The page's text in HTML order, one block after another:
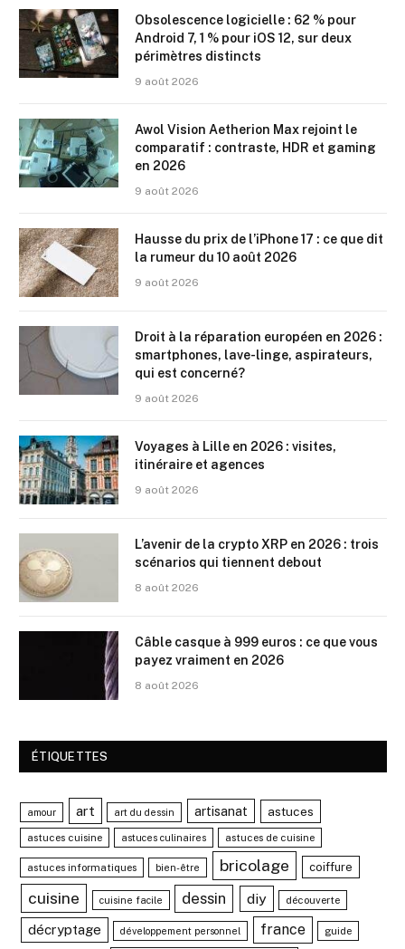
Obsolescence logicielle : 62 % pour
Android 7, 1 % pour iOS 12, sur deux
périmètres distincts
9 août 2026
Awol Vision Aetherion Max rejoint le
comparatif : contraste, HDR et gaming
en 2026
9 août 2026
Hausse du prix de l’iPhone 17 : ce que dit
la rumeur du 10 août 2026
9 août 2026
Droit à la réparation européen en 2026 :
smartphones, lave-linge, aspirateurs,
qui est concerné?
9 août 2026
Voyages à Lille en 2026 : visites,
itinéraire et agences
9 août 2026
L’avenir de la crypto XRP en 2026 : trois
scénarios qui tiennent debout
8 août 2026
Câble casque à 999 euros : ce que vous
payez vraiment en 2026
8 août 2026
ÉTIQUETTES
amour art art du dessin artisanat astuces
astuces cuisine astuces culinaires astuces de cuisine
astuces informatiques bien-être bricolage coiffure
cuisine cuisine facile dessin diy découverte
décryptage développement personnel france guide